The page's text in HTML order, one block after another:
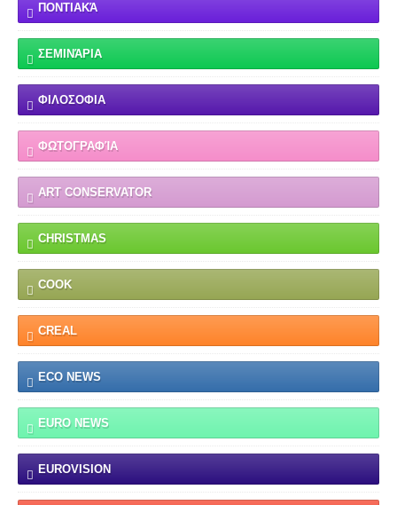
ΠΟΝΤΙΑΚΆ
ΣΕΜΙΝΆΡΙΑ
ΦΙΛΟΣΟΦΙΑ
ΦΩΤΟΓΡΑΦΊΑ
ART CONSERVATOR
CHRISTMAS
COOK
CREAL
ECO NEWS
EURO NEWS
EUROVISION